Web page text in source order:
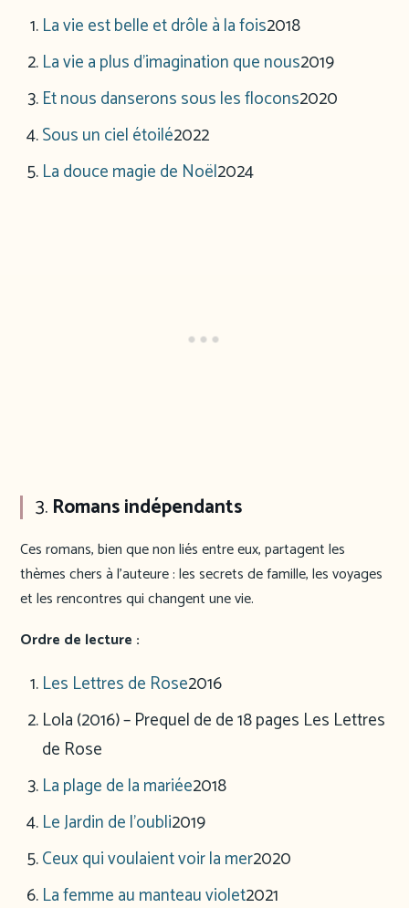
La vie est belle et drôle à la fois2018
La vie a plus d’imagination que nous2019
Et nous danserons sous les flocons2020
Sous un ciel étoilé2022
La douce magie de Noël2024
3. Romans indépendants
Ces romans, bien que non liés entre eux, partagent les
thèmes chers à l’auteure : les secrets de famille, les voyages
et les rencontres qui changent une vie.
Ordre de lecture :
Les Lettres de Rose2016
Lola (2016) – Prequel de de 18 pages Les Lettres
de Rose
La plage de la mariée2018
Le Jardin de l’oubli2019
Ceux qui voulaient voir la mer2020
La femme au manteau violet2021